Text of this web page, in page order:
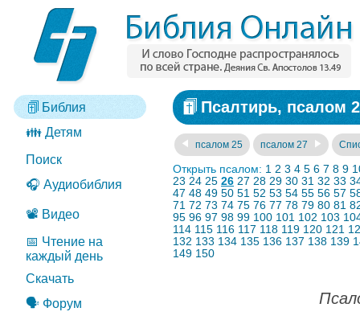
Библия
👪 Детям
Поиск
🎧 Аудиобиблия
📽️ Видео
📅 Чтение на
каждый день
Скачать
🗣️ Форум
Псалтирь, псалом
псалом 25 псалом 27
Открыть псалом: 1 2 3 4 5 6 7 8 9
23 24 25 26 27 28 29 30 31 32 33
47 48 49 50 51 52 53 54 55 56 57
71 72 73 74 75 76 77 78 79 80 81
95 96 97 98 99 100 101 102 103
114 115 116 117 118 119 120 121
132 133 134 135 136 137 138 139
149 150